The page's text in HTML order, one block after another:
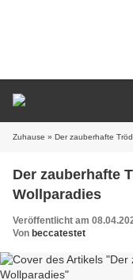
Zuhause » Der zauberhafte
Der zauberhafte
Wollparadies
Veröffentlicht am
Von beccatestet